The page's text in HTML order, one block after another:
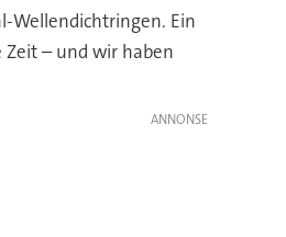
Wellendichtringen. Ein
Zeit – und wir haben